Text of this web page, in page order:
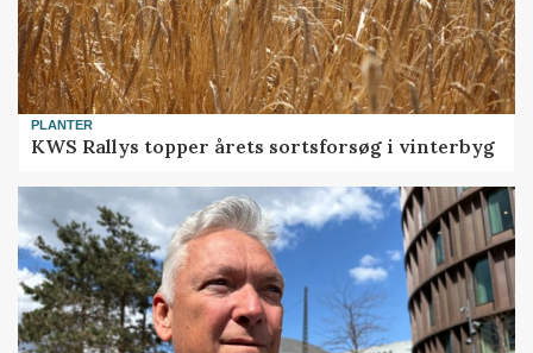
PLANTER
KWS Rallys topper årets sortsforsøg i vinterbyg